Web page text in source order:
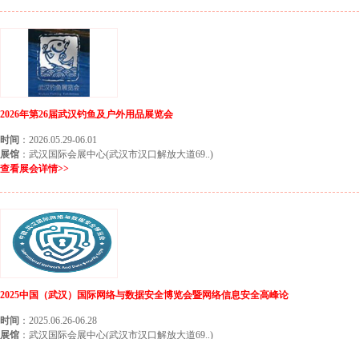
2026年第26届武汉钓鱼及户外用品展览会
时间 ：2026.05.29-06.01
展馆 ：武汉国际会展中心(武汉市汉口解放大道69..)
查看展会详情>>
2025中国（武汉）国际网络与数据安全博览会暨网络信息安全高峰论
时间 ：2025.06.26-06.28
展馆 ：武汉国际会展中心(武汉市汉口解放大道69..)